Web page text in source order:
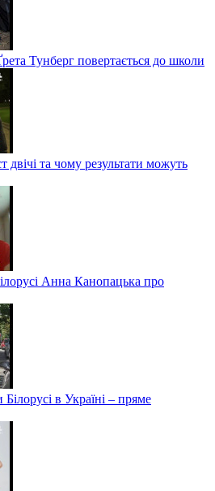
Тунберг повертається до школи
та чому результати можуть
Анна Канопацька про
в Україні – пряме